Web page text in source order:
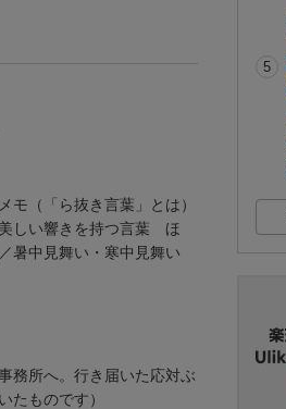
（「ら抜き言葉」とは）
しい響きを持つ言葉 ほ
暑中見舞い・寒中見舞い
務所へ。行き届いた応対ぶ
たものです）
5